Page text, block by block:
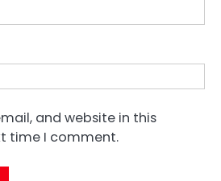
and website in this
time I comment.